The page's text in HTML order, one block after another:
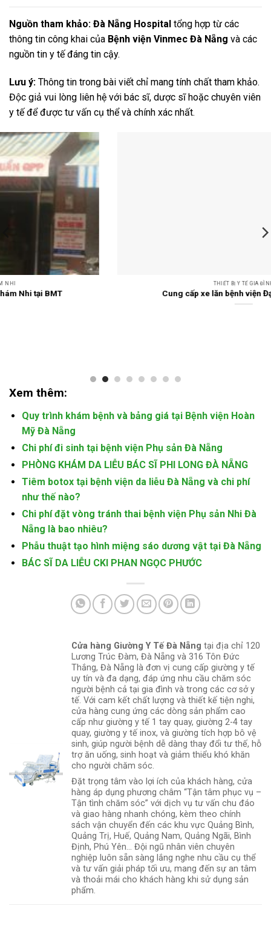
Nguồn tham khảo: Đà Nẵng Hospital tổng hợp từ các
thông tin công khai của Bệnh viện Vinmec Đà Nẵng và các
nguồn tin y tế đáng tin cậy.
Lưu ý: Thông tin trong bài viết chỉ mang tính chất tham khảo.
Độc giả vui lòng liên hệ với bác sĩ, dược sĩ hoặc chuyên viên
y tế để được tư vấn cụ thể và chính xác nhất.
Cung cấp xe lăn bệnh viện Đại Lộc Đà Nẵng
Xem thêm:
Quy trình khám bệnh và bảng giá tại Bệnh viện Hoàn
Mỹ Đà Nẵng
Chi phí đi sinh tại bệnh viện Phụ sản Đà Nẵng
PHÒNG KHÁM DA LIỄU BÁC SĨ PHI LONG ĐÀ NẴNG
Tiêm botox tại bệnh viện da liễu Đà Nẵng và chi phí
như thế nào?
Chi phí đặt vòng tránh thai bệnh viện Phụ sản Nhi Đà
Nẵng là bao nhiêu?
Phẫu thuật tạo hình miệng sáo dương vật tại Đà Nẵng
BÁC SĨ DA LIỄU CKI PHAN NGỌC PHƯỚC
Cửa hàng Giường Y Tế Đà Nẵng tại địa chỉ 120
Lương Trúc Đàm, Đà Nẵng và 316 Tôn Đức
Thắng, Đà Nẵng là đơn vị cung cấp giường y tế
uy tín và đa dạng, đáp ứng nhu cầu chăm sóc
người bệnh cả tại gia đình và trong các cơ sở y
tế. Với cam kết chất lượng và thiết kế tiện nghi,
cửa hàng cung ứng các dòng sản phẩm cao
cấp như giường y tế 1 tay quay, giường 2-4 tay
quay, giường y tế inox, và giường tích hợp bô vệ
sinh, giúp người bệnh dễ dàng thay đổi tư thế, hỗ
trợ ăn uống, sinh hoạt và giảm thiểu khó khăn
cho người chăm sóc.
Đặt trọng tâm vào lợi ích của khách hàng, cửa
hàng áp dụng phương châm “Tận tâm phục vụ –
Tận tình chăm sóc” với dịch vụ tư vấn chu đáo
và giao hàng nhanh chóng, kèm theo chính
sách vận chuyển đến các khu vực Quảng Bình,
Quảng Trị, Huế, Quảng Nam, Quảng Ngãi, Bình
Định, Phú Yên... Đội ngũ nhân viên chuyên
nghiệp luôn sẵn sàng lắng nghe nhu cầu cụ thể
và tư vấn giải pháp tối ưu, mang đến sự an tâm
và thoải mái cho khách hàng khi sử dụng sản
phẩm.